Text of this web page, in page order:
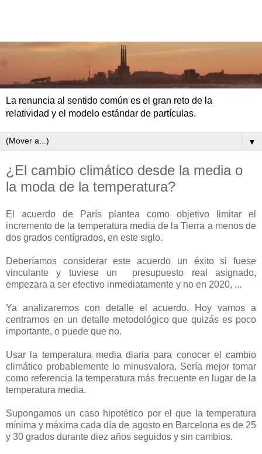
La renuncia al sentido común es el gran reto de la
relatividad y el modelo estándar de partículas.
▼
¿El cambio climático desde la media o
la moda de la temperatura?
El acuerdo de París plantea como objetivo limitar el
incremento de la temperatura media de la Tierra a menos de
dos grados centígrados, en este siglo.
Deberíamos considerar este acuerdo un éxito si fuese
vinculante y tuviese un presupuesto real asignado,
empezara a ser efectivo inmediatamente y no en 2020, ...
Ya analizaremos con detalle el acuerdo. Hoy vamos a
centrarnos en un detalle metodológico que quizás es poco
importante, o puede que no.
Usar la temperatura media diaria para conocer el cambio
climático probablemente lo minusvalora. Sería mejor tomar
como referencia la temperatura más frecuente en lugar de la
temperatura media.
Supongamos un caso hipotético por el que la temperatura
mínima y máxima cada día de agosto en Barcelona es de 25
y 30 grados durante diez años seguidos y sin cambios.